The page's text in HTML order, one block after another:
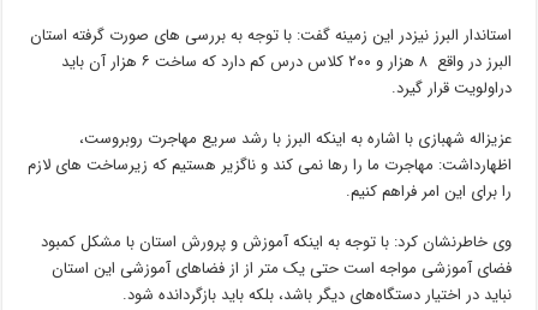
استاندار البرز نیزدر این زمینه گفت: با توجه به بررسی های صورت گرفته استان
البرز در واقع ۸ هزار و ۲۰۰ کلاس درس کم دارد که ساخت ۶ هزار آن باید
دراولویت قرار گیرد.
عزیزاله شهبازی با اشاره به اینکه البرز با رشد سریع مهاجرت روبروست،
اظهارداشت: مهاجرت ما را رها نمی کند و ناگزیر هستیم که زیرساخت های لازم
را برای این امر فراهم کنیم.
وی خاطرنشان کرد: با توجه به اینکه آموزش و پرورش استان با مشکل کمبود
فضای آموزشی مواجه است حتی یک متر از از فضاهای آموزشی این استان
نباید در اختیار دستگاه‌های دیگر باشد، بلکه باید بازگردانده شود.